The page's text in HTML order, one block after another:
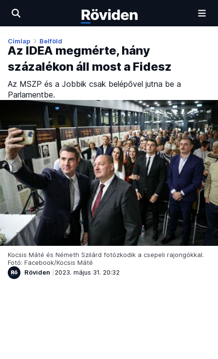
Címlap Belföld
Az IDEA megmérte, hány
százalékon áll most a Fidesz
Az MSZP és a Jobbik csak belépővel jutna be a
Parlamentbe.
Kocsis Máté és Németh Szilárd fotózkodik a csepeli rajongókkal.
Fotó: Facebook/Kocsis Máté
Röviden
2023. május 31. 20:32